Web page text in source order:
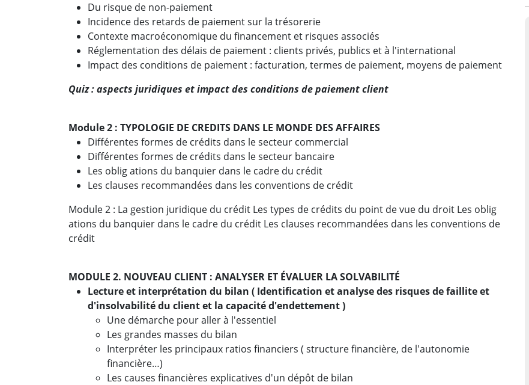
Du risque de non-paiement
Incidence des retards de paiement sur la trésorerie
Contexte macroéconomique du financement et risques associés
Réglementation des délais de paiement : clients privés, publics et à l'international
Impact des conditions de paiement : facturation, termes de paiement, moyens de paiement
Quiz : aspects juridiques et impact des conditions de paiement client
Module 2 : TYPOLOGIE DE CREDITS DANS LE MONDE DES AFFAIRES
Différentes formes de crédits dans le secteur commercial
Différentes formes de crédits dans le secteur bancaire
Les oblig ations du banquier dans le cadre du crédit
Les clauses recommandées dans les conventions de crédit
Module 2 : La gestion juridique du crédit Les types de crédits du point de vue du droit Les oblig
ations du banquier dans le cadre du crédit Les clauses recommandées dans les conventions de
crédit
MODULE 2. NOUVEAU CLIENT : ANALYSER ET ÉVALUER LA SOLVABILITÉ
Lecture et interprétation du bilan ( Identification et analyse des risques de faillite et
d'insolvabilité du client et la capacité d'endettement)
Une démarche pour aller à l'essentiel
Les grandes masses du bilan
Interpréter les principaux ratios financiers ( structure financière, de l'autonomie
financière…)
Les causes financières explicatives d'un dépôt de bilan